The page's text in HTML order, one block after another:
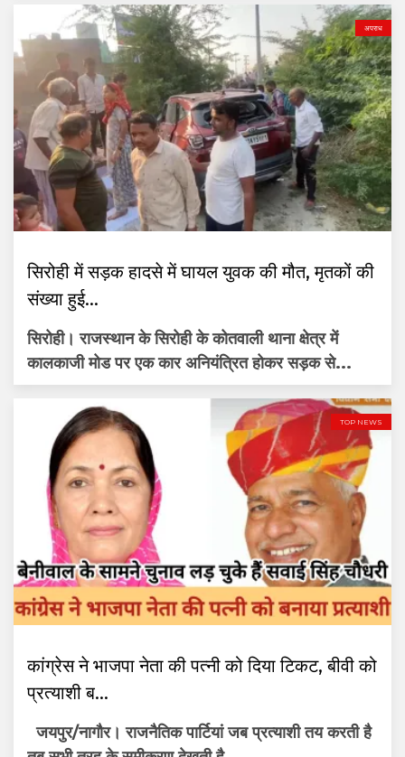
अपराध
सिरोही में सड़क हादसे में घायल युवक की मौत, मृतकों की
संख्या हुई...
सिरोही। राजस्थान के सिरोही के कोतवाली थाना क्षेत्र में
कालकाजी मोड पर एक कार अनियंत्रित होकर सड़क से...
TOP NEWS
कांग्रेस ने भाजपा नेता की पत्नी को दिया टिकट, बीवी को
प्रत्याशी ब...
जयपुर/नागौर। राजनैतिक पार्टियां जब प्रत्याशी तय करती है